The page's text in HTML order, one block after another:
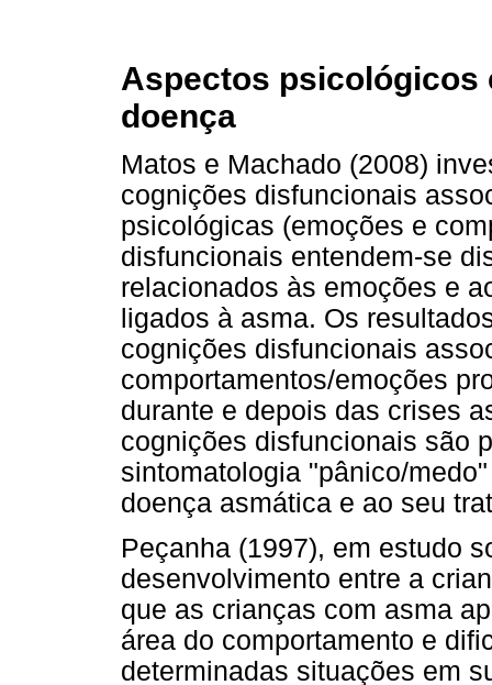
Aspectos psicológicos
doença
Matos e Machado (2008)
cognições disfuncionais
psicológicas (emoções e
disfuncionais entendem-se
relacionados às emoções e
ligados à asma. Os
cognições disfuncionais
comportamentos/emoções
durante e depois das crises
cognições disfuncionais são
sintomatologia "pânico/
doença asmática e ao seu
Peçanha (1997), em estudo
desenvolvimento entre a
que as crianças com asma
área do comportamento e
determinadas situações em